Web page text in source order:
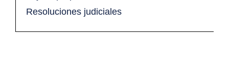
Resoluciones judiciales